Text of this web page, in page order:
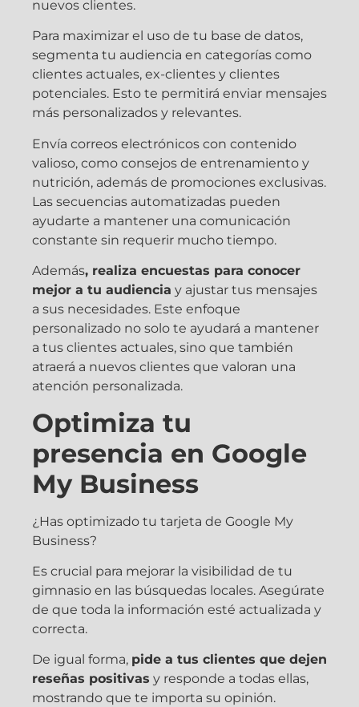
nuevos clientes.
Para maximizar el uso de tu base de datos,
segmenta tu audiencia en categorías como
clientes actuales, ex-clientes y clientes
potenciales. Esto te permitirá enviar mensajes
más personalizados y relevantes.
Envía correos electrónicos con contenido
valioso, como consejos de entrenamiento y
nutrición, además de promociones exclusivas.
Las secuencias automatizadas pueden
ayudarte a mantener una comunicación
constante sin requerir mucho tiempo.
Además, realiza encuestas para conocer
mejor a tu audiencia y ajustar tus mensajes
a sus necesidades. Este enfoque
personalizado no solo te ayudará a mantener
a tus clientes actuales, sino que también
atraerá a nuevos clientes que valoran una
atención personalizada.
Optimiza tu
presencia en Google
My Business
¿Has optimizado tu tarjeta de Google My
Business?
Es crucial para mejorar la visibilidad de tu
gimnasio en las búsquedas locales. Asegúrate
de que toda la información esté actualizada y
correcta.
De igual forma, pide a tus clientes que dejen
reseñas positivas y responde a todas ellas,
mostrando que te importa su opinión.